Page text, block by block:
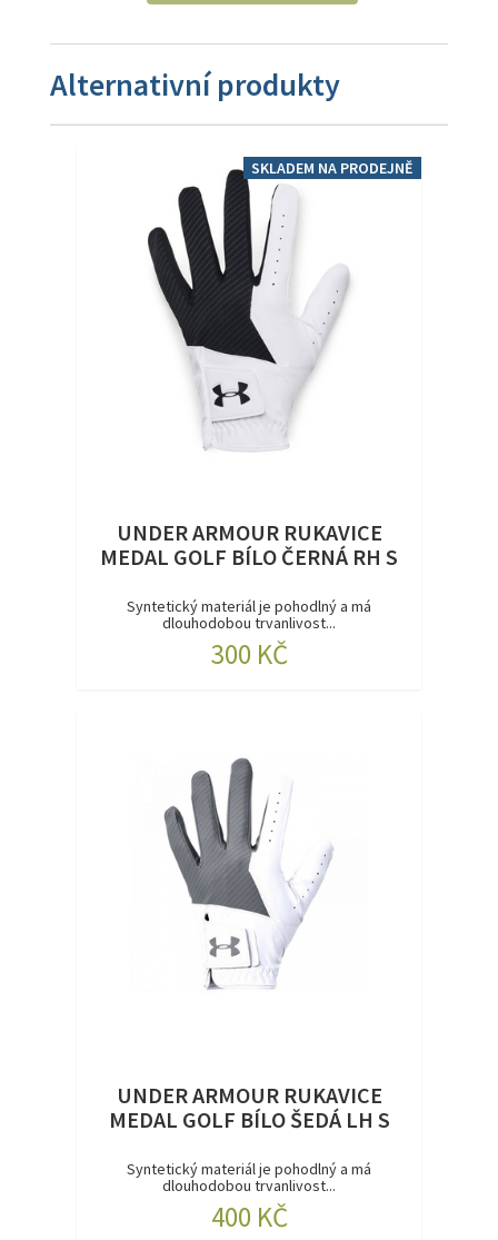
Alternativní produkty
SKLADEM NA PRODEJNĚ
UNDER ARMOUR RUKAVICE
MEDAL GOLF BÍLO ČERNÁ RH S
Syntetický materiál je pohodlný a má
dlouhodobou trvanlivost...
300 KČ
UNDER ARMOUR RUKAVICE
MEDAL GOLF BÍLO ŠEDÁ LH S
Syntetický materiál je pohodlný a má
dlouhodobou trvanlivost...
400 KČ